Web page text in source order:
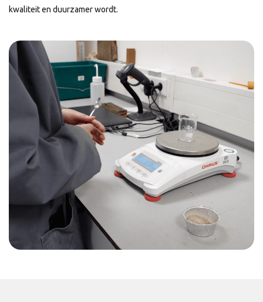
kwaliteit en duurzamer wordt.